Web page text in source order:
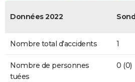
Données 2022
Nombre total d'accidents 1
Nombre de personnes
tuées
0 (0)